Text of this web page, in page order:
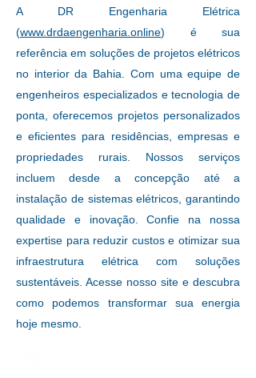
A DR Engenharia Elétrica
(www.drdaengenharia.online) é sua
referência em soluções de projetos elétricos
no interior da Bahia. Com uma equipe de
engenheiros especializados e tecnologia de
ponta, oferecemos projetos personalizados
e eficientes para residências, empresas e
propriedades rurais. Nossos serviços
incluem desde a concepção até a
instalação de sistemas elétricos, garantindo
qualidade e inovação. Confie na nossa
expertise para reduzir custos e otimizar sua
infraestrutura elétrica com soluções
sustentáveis. Acesse nosso site e descubra
como podemos transformar sua energia
hoje mesmo.